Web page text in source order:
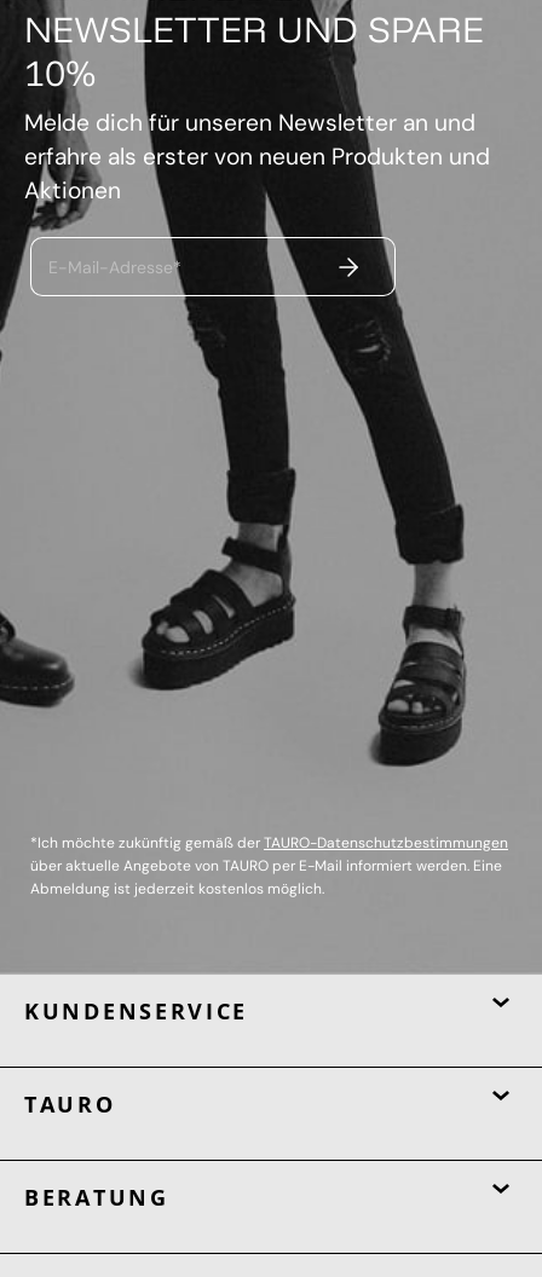
NEWSLETTER UND SPARE
10%
Melde dich für unseren Newsletter an und
erfahre als erster von neuen Produkten und
Aktionen
E-Mail-Adresse* ABSENDEN
*Ich möchte zukünftig gemäß derTAURO-Datenschutzbestimmungen
über aktuelle Angebote von TAURO per E-Mail informiert werden. Eine
Abmeldung ist jederzeit kostenlos möglich.
KUNDENSERVICE
TAURO
BERATUNG